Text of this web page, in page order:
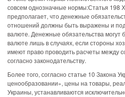
совсем однозначные нормы:Статья 198
предполагает, что денежные
отношений должны быть выражены и
валюте. Денежные обязательства
валюте лишь в случаях, если стороны
имеют право проводить расчеты между
согласно законодательству.
Более того, согласно статье 10 Закона
ценообразовании», цены на товары,
Украины, устанавливаются